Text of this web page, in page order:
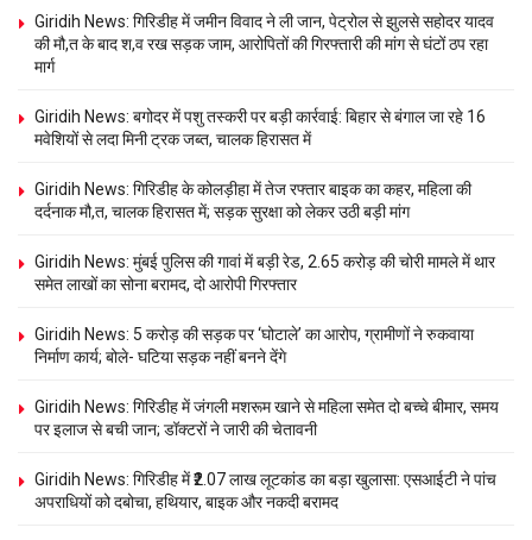
Giridih News: गिरिडीह में जमीन विवाद ने ली जान, पेट्रोल से झुलसे सहोदर यादव
की मौ,त के बाद श,व रख सड़क जाम, आरोपितों की गिरफ्तारी की मांग से घंटों ठप रहा
मार्ग
Giridih News: बगोदर में पशु तस्करी पर बड़ी कार्रवाई: बिहार से बंगाल जा रहे 16
मवेशियों से लदा मिनी ट्रक जब्त, चालक हिरासत में
Giridih News: गिरिडीह के कोलड़ीहा में तेज रफ्तार बाइक का कहर, महिला की
दर्दनाक मौ,त, चालक हिरासत में; सड़क सुरक्षा को लेकर उठी बड़ी मांग
Giridih News: मुंबई पुलिस की गावां में बड़ी रेड, 2.65 करोड़ की चोरी मामले में थार
समेत लाखों का सोना बरामद, दो आरोपी गिरफ्तार
Giridih News: 5 करोड़ की सड़क पर ‘घोटाले’ का आरोप, ग्रामीणों ने रुकवाया
निर्माण कार्य; बोले- घटिया सड़क नहीं बनने देंगे
Giridih News: गिरिडीह में जंगली मशरूम खाने से महिला समेत दो बच्चे बीमार, समय
पर इलाज से बची जान; डॉक्टरों ने जारी की चेतावनी
Giridih News: गिरिडीह में ₹2.07 लाख लूटकांड का बड़ा खुलासा: एसआईटी ने पांच
अपराधियों को दबोचा, हथियार, बाइक और नकदी बरामद